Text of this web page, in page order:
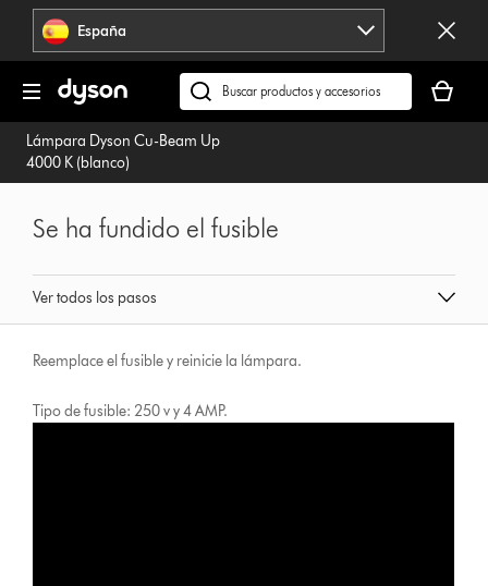
Omitir
navegación España
Buscar
en
dyson.es
cesta
está
Lámpara Dyson Cu-Beam Up
4000 K (blanco)
Ver todos los pasos
Se ha fundido el fusible
Reemplace el fusible y reinicie la lámpara.
Tipo de fusible: 250 v y 4 AMP.